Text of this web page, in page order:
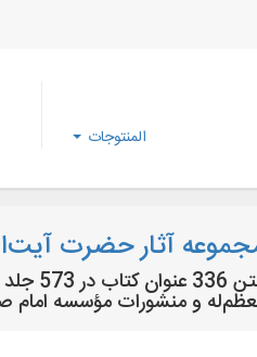
المنتوجات
آثار حضرت
متن
و منشورات مؤسسه امام